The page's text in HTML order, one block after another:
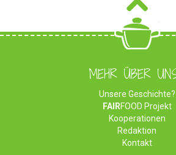
MEHR ÜBER
Unsere Geschichte?
FAIRFOOD Projekt
Kooperationen
Redaktion
Kontakt